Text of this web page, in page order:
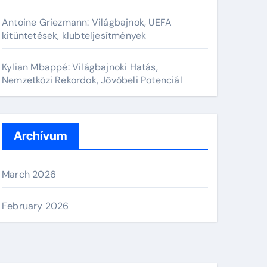
Antoine Griezmann: Világbajnok, UEFA
kitüntetések, klubteljesítmények
Kylian Mbappé: Világbajnoki Hatás,
Nemzetközi Rekordok, Jövőbeli Potenciál
Archívum
March 2026
February 2026